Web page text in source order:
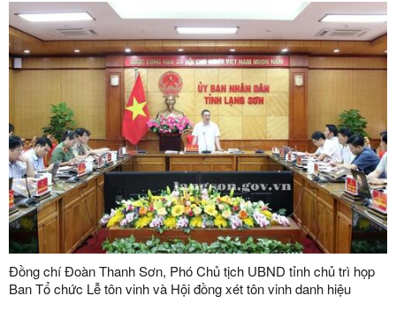
Đồng chí Đoàn Thanh Sơn, Phó Chủ tịch UBND tỉnh chủ trì họp
Ban Tổ chức Lễ tôn vinh và Hội đồng xét tôn vinh danh hiệu